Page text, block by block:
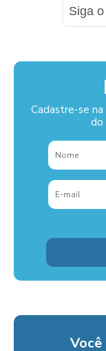
Siga
Cadastre-se
do